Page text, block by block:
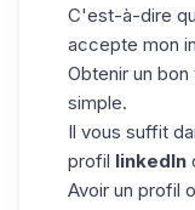
C'est-à-dire
accepte mon
Obtenir un bon
simple.
Il vous suffit
profil linkedIn
Avoir un profil